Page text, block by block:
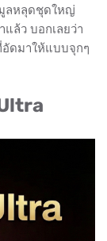
มูลหลุดชุดใหญ่
แล้ว บอกเลยว่า
อัดมาให้แบบจุกๆ